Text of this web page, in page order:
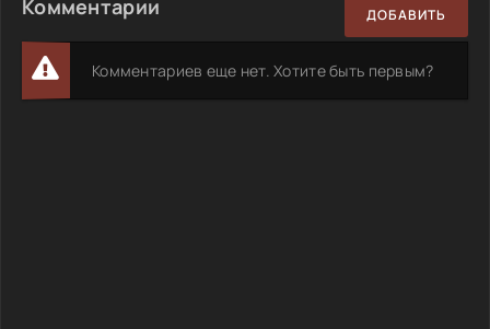
Комментарии ДОБАВИТЬ
Комментариев еще нет. Хотите быть первым?